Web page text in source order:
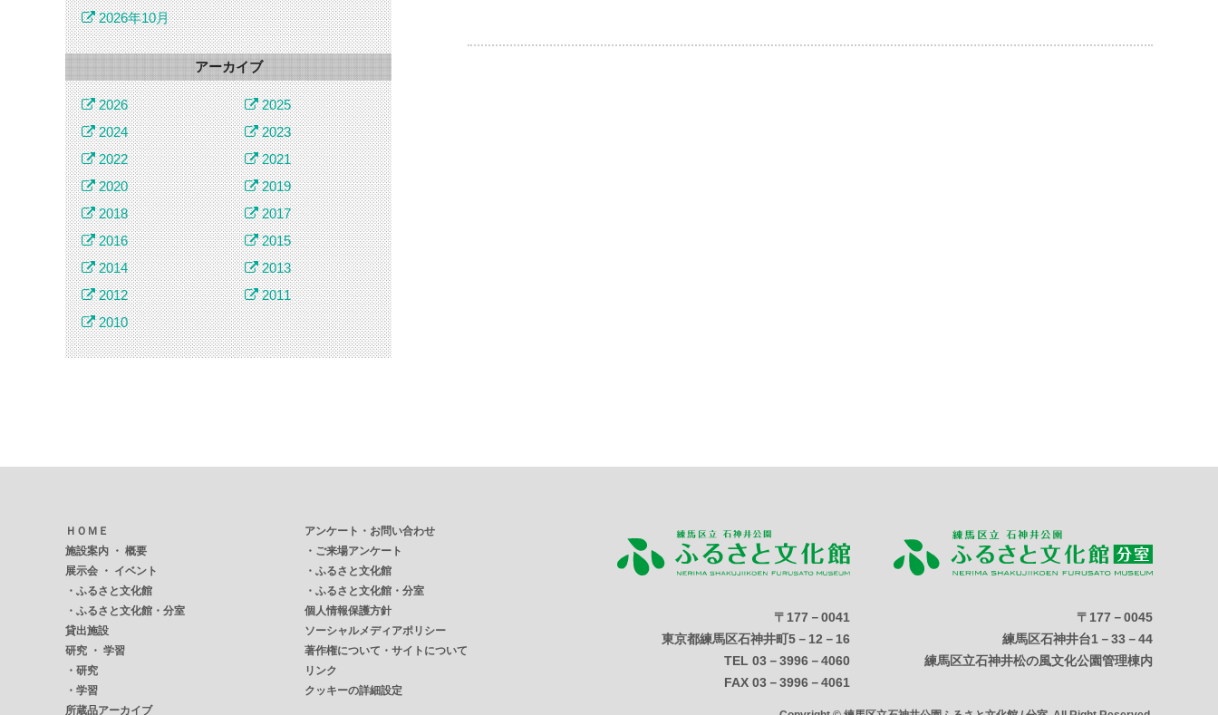
2026年10月
アーカイブ
2026
2025
2024
2023
2022
2021
2020
2019
2018
2017
2016
2015
2014
2013
2012
2011
2010
ＨＯＭＥ
施設案内 ・ 概要
展示会 ・ イベント
・ ふるさと文化館
・ ふるさと文化館・分室
貸出施設
研究 ・ 学習
・ 研究
・ 学習
所蔵品アーカイブ
アンケート・お問い合わせ
・ ご来場アンケート
・ ふるさと文化館
・ ふるさと文化館・分室
個人情報保護方針
ソーシャルメディアポリシー
著作権について・サイトについて
リンク
クッキーの詳細設定
〒177－0045
練馬区石神井台1－33－44
練馬区立石神井松の風文化公園管理棟内
〒177－0041
東京都練馬区石神井町5－12－16
TEL 03－3996－4060
FAX 03－3996－4061